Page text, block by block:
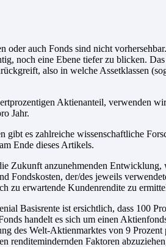
auch Fonds sind nicht
noch eine Ebene tiefer zu blicken. Das
also in welche Assetklassen
Aktienanteil, verwenden
Jahr.
gibt es zahlreiche wissenschaftliche
Ende dieses Artikels.
Zukunft anzunehmenden Entwicklung,
Fondskosten, der/des jeweils
zu erwartende Kundenrendite zu
Basisrente ist ersichtlich, dass 100
handelt es sich um einen
des Welt-Aktienmarktes von 9 Prozent
renditemindernden Faktoren